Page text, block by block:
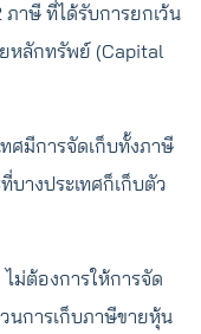
าษี ที่ได้รับการยกเว้น
หลักทรัพย์ (Capital
ศมีการจัดเก็บทั้งภาษี
างประเทศก็เก็บตัว
ม่ต้องการให้การจัด
นการเก็บภาษีขายหุ้น